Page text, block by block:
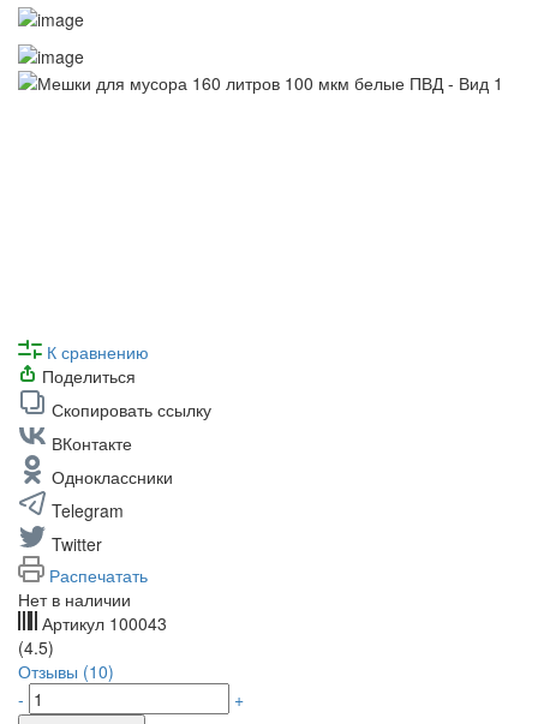
К сравнению
Поделиться
Скопировать ссылку
ВКонтакте
Одноклассники
Telegram
Twitter
Распечатать
Нет в наличии
Артикул 100043
(4.5)
Отзывы (10)
-
+